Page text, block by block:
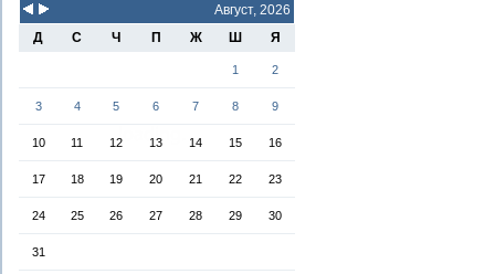
Август, 2026
Д
С Ч П Ж Ш Я
1 2
3 4 5 6 7 8 9
10 11 12 13 14 15 16
17 18 19 20 21 22 23
24 25 26 27 28 29 30
31